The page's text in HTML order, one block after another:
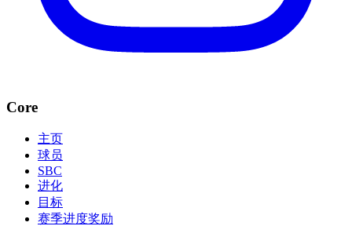
Core
主页
球员
SBC
进化
目标
赛季进度奖励